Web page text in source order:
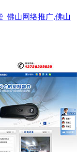
_佛山网络推广,佛山